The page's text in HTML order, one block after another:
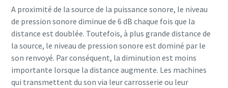
A proximité de la source de la puissance sonore, le niveau
de pression sonore diminue de 6 dB chaque fois que la
distance est doublée. Toutefois, à plus grande distance de
la source, le niveau de pression sonore est dominé par le
son renvoyé. Par conséquent, la diminution est moins
importante lorsque la distance augmente. Les machines
qui transmettent du son via leur carrosserie ou leur